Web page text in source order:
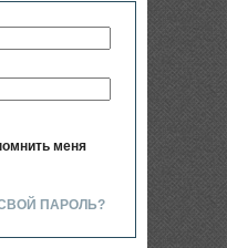
меня
ПАРОЛЬ?